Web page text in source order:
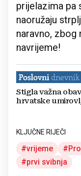
prijelazima pa
naoružaju
naravno, zbog
navrijeme!
Stigla važna
hrvatske
KLJUČNE RIJEČI
vrijeme
prvi svibnja